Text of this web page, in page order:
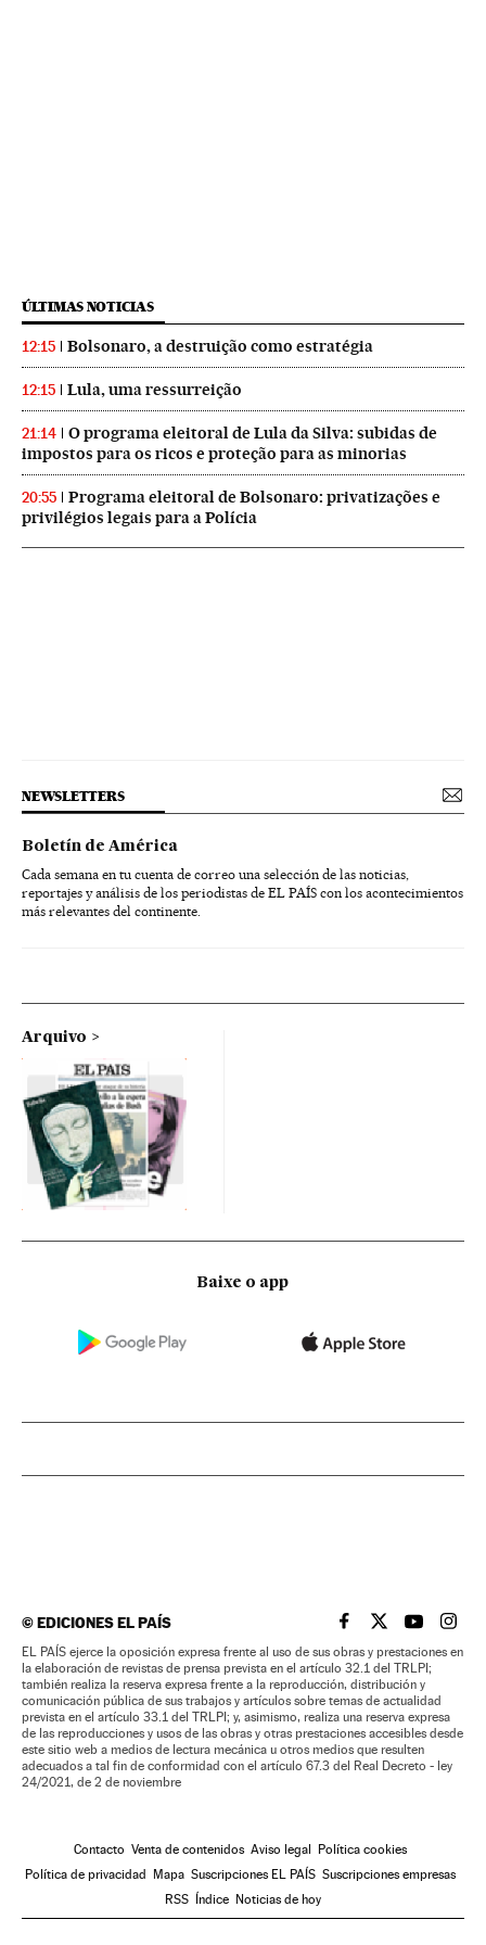
ÚLTIMAS NOTICIAS
12:15 Bolsonaro, a destruição como estratégia
12:15 Lula, uma ressurreição
21:14
O programa eleitoral de Lula da Silva: subidas de
impostos para os ricos e proteção para as minorias
20:55
Programa eleitoral de Bolsonaro: privatizações e
privilégios legais para a Polícia
NEWSLETTERS
Boletín de América
Cada semana en tu cuenta de correo una selección de las noticias,
reportajes y análisis de los periodistas de EL PAÍS con los acontecimientos
más relevantes del continente.
Arquivo
Baixe o app
©EDICIONES EL PAÍS EL PAÍS BRASIL EN
EL PAÍSEL PAÍS
EL
EL PAÍS ejerce la oposición expresa frente al uso de sus obras y prestaciones en
la elaboración de revistas de prensa prevista en el artículo 32.1 del TRLPI;
también realiza la reserva expresa frente a la reproducción, distribución y
comunicación pública de sus trabajos y artículos sobre temas de actualidad
prevista en el artículo 33.1 del TRLPI; y, asimismo, realiza una reserva expresa
de las reproducciones y usos de las obras y otras prestaciones accesibles desde
este sitio web a medios de lectura mecánica u otros medios que resulten
adecuados a tal fin de conformidad con el artículo 67.3 del Real Decreto - ley
24/2021, de 2 de noviembre
Contacto Venta de contenidos Aviso legal
Política cookies
Política de privacidad
Mapa Suscripciones EL PAÍS Suscripciones empresas
RSS
Índice Noticias de hoy